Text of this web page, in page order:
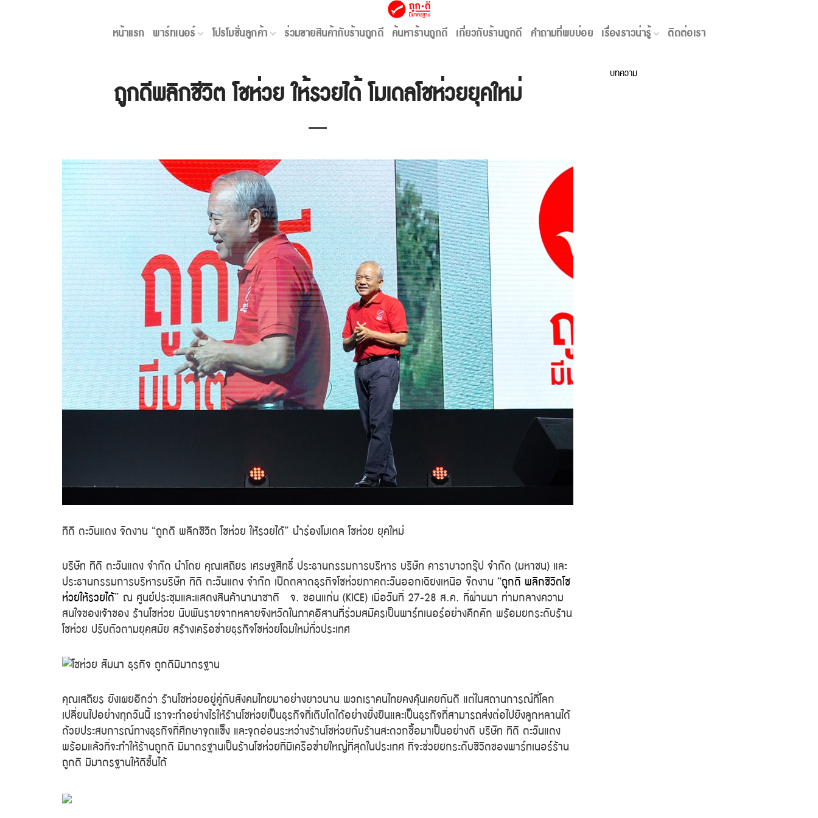
หน้าแรก พาร์ทเนอร์ โปรโมชั่นลูกค้า ร่วมขายสินค้ากับร้านถูกดี ค้นหาร้านถูกดี เกี่ยวกับร้านถูกดี คำถามที่พบบ่อย เรื่องราวน่ารู้ ติดต่อเรา
ถูกดีพลิกชีวิต โชห่วย ให้รวยได้ โมเดลโชห่วยยุคใหม่
ทีดี ตะวันแดง จัดงาน “ถูกดี พลิกชีวิต โชห่วย ให้รวยได้” นำร่องโมเดล โชห่วย ยุคใหม่
บริษัท ทีดี ตะวันแดง จำกัด นำโดย คุณเสถียร เศรษฐสิทธิ์ ประธานกรรมการบริหาร บริษัท คาราบาวกรุ๊ป จำกัด (มหาชน) และ
ประธานกรรมการบริหารบริษัท ทีดี ตะวันแดง จำกัด เปิดตลาดธุรกิจโชห่วยภาคตะวันออกเฉียงเหนือ จัดงาน “ถูกดี พลิกชีวิตโช
ห่วยให้รวยได้” ณ ศูนย์ประชุมและแสดงสินค้านานาชาติ จ. ขอนแก่น (KICE) เมื่อวันที่ 27-28 ส.ค. ที่ผ่านมา ท่ามกลางความ
สนใจของเจ้าของ ร้านโชห่วย นับพันรายจากหลายจังหวัดในภาคอีสานที่ร่วมสมัครเป็นพาร์ทเนอร์อย่างคึกคัก พร้อมยกระดับร้าน
โชห่วย ปรับตัวตามยุคสมัย สร้างเครือข่ายธุรกิจโชห่วยโฉมใหม่ทั่วประเทศ
คุณเสถียร ยังเผยอีกว่า ร้านโชห่วยอยู่คู่กับสังคมไทยมาอย่างยาวนาน พวกเราคนไทยคงคุ้นเคยกันดี แต่ในสถานการณ์ที่โลก
เปลี่ยนไปอย่างทุกวันนี้ เราจะทำอย่างไรให้ร้านโชห่วยเป็นธุรกิจที่เติบโตได้อย่างยั่งยืนและเป็นธุรกิจที่สามารถส่งต่อไปยังลูกหลานได้
ด้วยประสบการณ์ทางธุรกิจที่ศึกษาจุดแข็ง และจุดอ่อนระหว่างร้านโชห่วยกับร้านสะดวกซื้อมาเป็นอย่างดี บริษัท ทีดี ตะวันแดง
พร้อมแล้วที่จะทำให้ร้านถูกดี มีมาตรฐานเป็นร้านโชห่วยที่มีเครือข่ายใหญ่ที่สุดในประเทศ ที่จะช่วยยกระดับชีวิตของพาร์ทเนอร์ร้าน
ถูกดี มีมาตรฐานให้ดีขึ้นได้
เรื่องราวน่ารู้
บทความ